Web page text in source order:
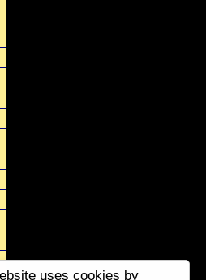
uses cookies by